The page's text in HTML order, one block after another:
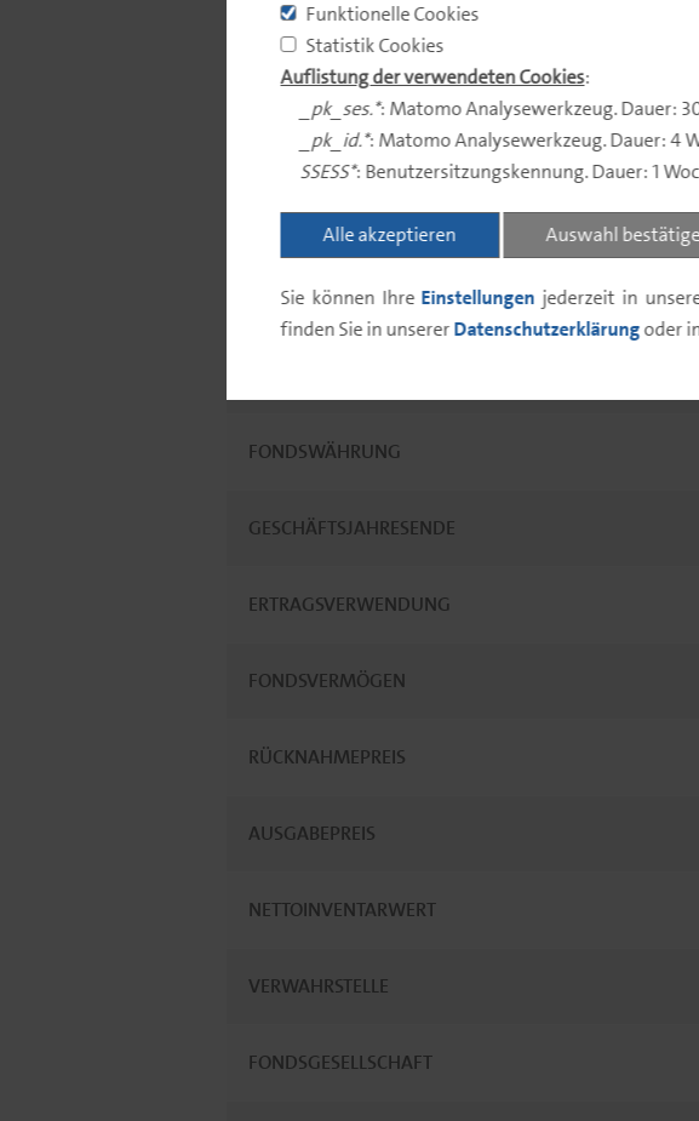
Funktionelle Cookies
Statistik Cookies
Auflistung der verwendeten Cookies:
_pk_ses.*: Matomo Analysewerkzeug. Dauer:
_pk_id.*: Matomo Analysewerkzeug. Dauer: 4
SSESS*: Benutzersitzungskennung. Dauer: 1
Alle akzeptieren Auswahl
Sie können Ihre Einstellungen jederzeit in
finden Sie in unsererDatenschutzerklärungoder
STAMMDATEN
KATEGORIE
AUFLAGEDATUM
WKN
FONDSWÄHRUNG
GESCHÄFTSJAHRESENDE
ERTRAGSVERWENDUNG
FONDSVERMÖGEN
RÜCKNAHMEPREIS
AUSGABEPREIS
NETTOINVENTARWERT
VERWAHRSTELLE
FONDSGESELLSCHAFT